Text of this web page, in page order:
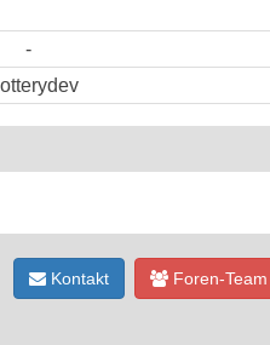
-
Kontakt Foren-Team